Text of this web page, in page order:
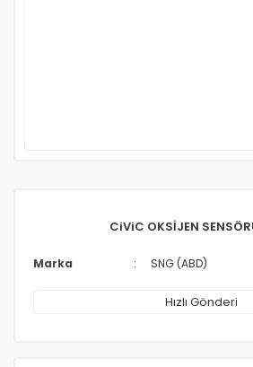
CiViC OKSİJEN
Marka SNG (ABD)
Hızlı Gönderi